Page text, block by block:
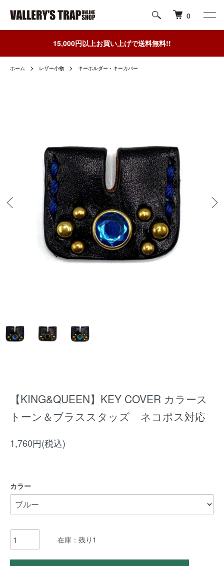
0
15,000円以上お買い上げで送料無料!!
ホーム レザー小物 キーホルダー・キーカバー
【KING&QUEEN】KEY COVER カラース
トーン＆ブラススタッズ ネコポス対応
1,760円(税込)
カラー
在庫：残り1